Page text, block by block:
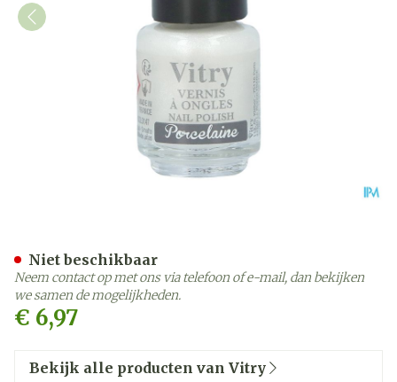
€ 6,97
Niet beschikbaar
Neem contact op met ons via telefoon of e-mail, dan bekijken
we samen de mogelijkheden.
Bekijk alle producten van Vitry